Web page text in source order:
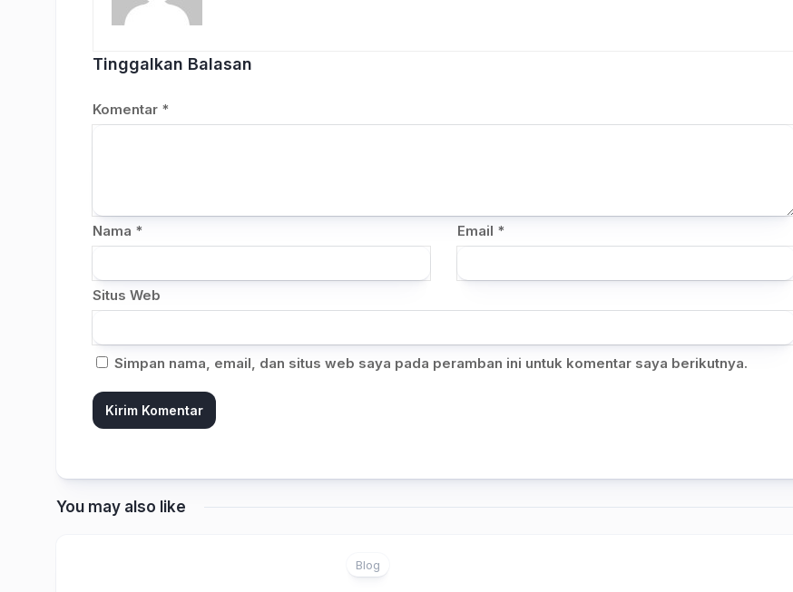
Tinggalkan Balasan
Komentar *
Nama * Email *
Situs Web
Simpan nama, email, dan situs web saya pada peramban ini untuk komentar saya berikutnya.
You may also like
Blog